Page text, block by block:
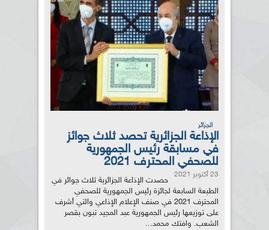
الجزائر
الإذاعة الجزائرية تحصد ثلاث جوائز
في مسابقة رئيس الجمهورية
للصحفي المحترف 2021
23 أكتوبر 2021
حصدت الإذاعة الجزائرية ثلاث جوائر في
الطبعة السابعة لجائزة رئيس الجمهورية للصحفي
المحترف 2021 في صنف الإعلام الإذاعي والتي أشرف
على توزيعها رئيس الجمهورية عبد المجيد تبون بقصر
الشعب. وافتك محمد...